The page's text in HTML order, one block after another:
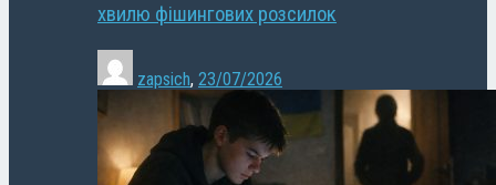
хвилю фішингових розсилок
zapsich, 23/07/2026